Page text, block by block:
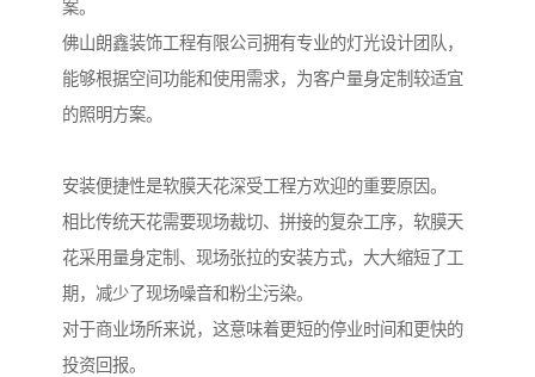
案。
佛山朗鑫装饰工程有限公司拥有专业的灯光设计团队，
能够根据空间功能和使用需求，为客户量身定制较适宜
的照明方案。
安装便捷性是软膜天花深受工程方欢迎的重要原因。
相比传统天花需要现场裁切、拼接的复杂工序，软膜天
花采用量身定制、现场张拉的安装方式，大大缩短了工
期，减少了现场噪音和粉尘污染。
对于商业场所来说，这意味着更短的停业时间和更快的
投资回报。